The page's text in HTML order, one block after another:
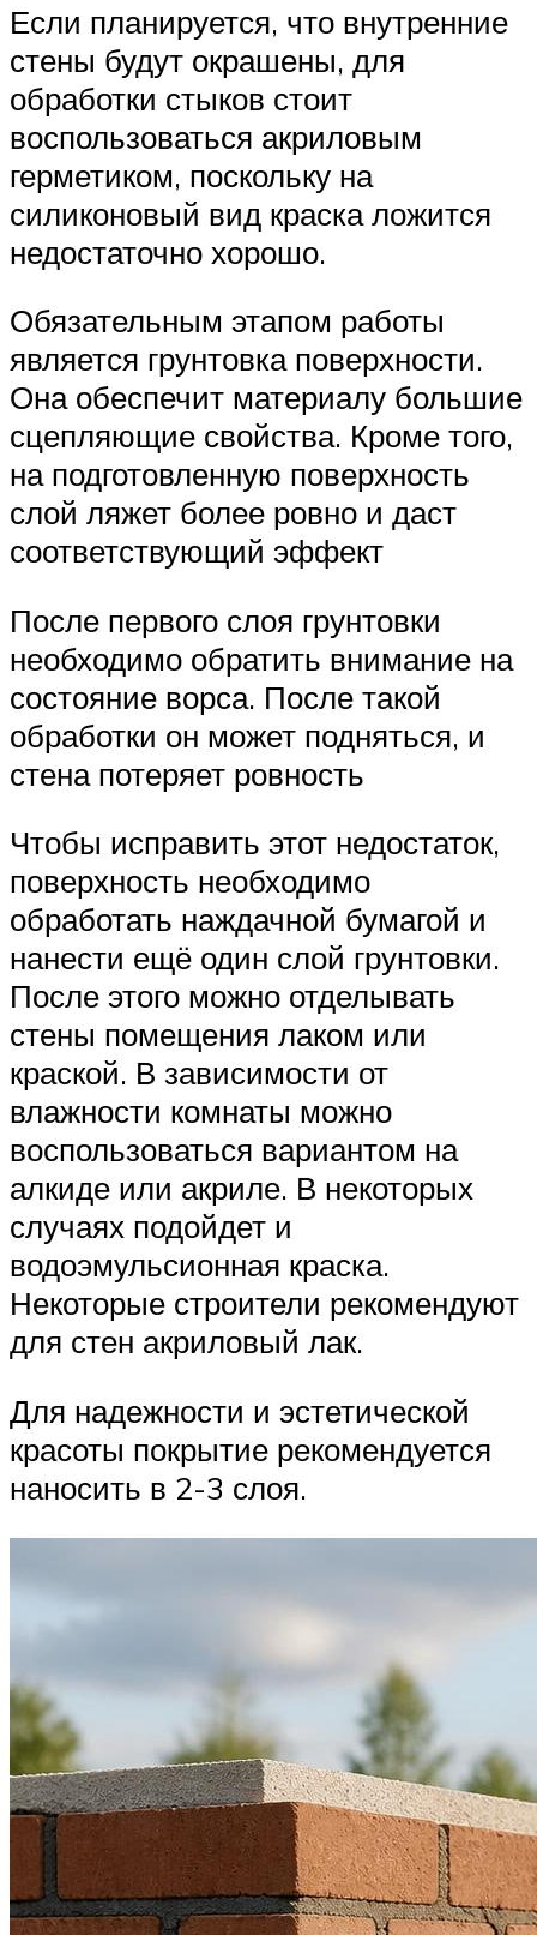
Если планируется, что внутренние
стены будут окрашены, для
обработки стыков стоит
воспользоваться акриловым
герметиком, поскольку на
силиконовый вид краска ложится
недостаточно хорошо.
Обязательным этапом работы
является грунтовка поверхности.
Она обеспечит материалу большие
сцепляющие свойства. Кроме того,
на подготовленную поверхность
слой ляжет более ровно и даст
соответствующий эффект
После первого слоя грунтовки
необходимо обратить внимание на
состояние ворса. После такой
обработки он может подняться, и
стена потеряет ровность
Чтобы исправить этот недостаток,
поверхность необходимо
обработать наждачной бумагой и
нанести ещё один слой грунтовки.
После этого можно отделывать
стены помещения лаком или
краской. В зависимости от
влажности комнаты можно
воспользоваться вариантом на
алкиде или акриле. В некоторых
случаях подойдет и
водоэмульсионная краска.
Некоторые строители рекомендуют
для стен акриловый лак.
Для надежности и эстетической
красоты покрытие рекомендуется
наносить в 2-3 слоя.